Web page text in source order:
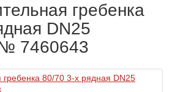
гребенка
DN25
7460643